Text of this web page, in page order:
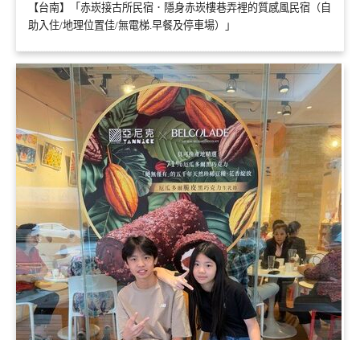
【台南】「赤崁接古所民宿．隱身赤崁樓巷弄裡的質感風民宿（自
助入住/地理位置佳/無電梯.早餐及停車場）」